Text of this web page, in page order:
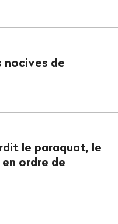
nocives de
le paraquat, le
ordre de